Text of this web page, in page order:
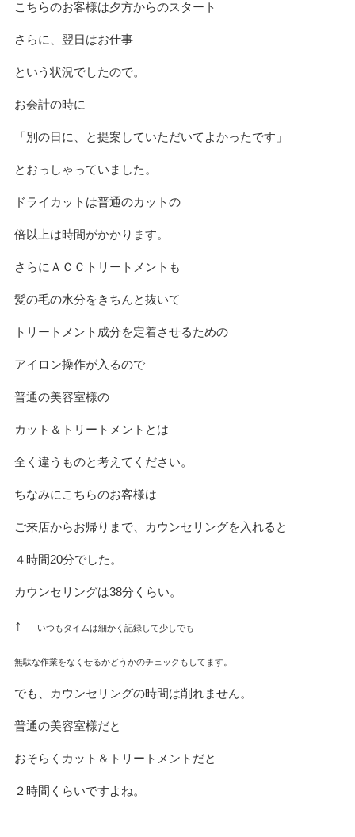
こちらのお客様は夕方からのスタート
さらに、翌日はお仕事
という状況でしたので。
お会計の時に
「別の日に、と提案していただいてよかったです」
とおっしゃっていました。
ドライカットは普通のカットの
倍以上は時間がかかります。
さらにＡＣＣトリートメントも
髪の毛の水分をきちんと抜いて
トリートメント成分を定着させるための
アイロン操作が入るので
普通の美容室様の
カット＆トリートメントとは
全く違うものと考えてください。
ちなみにこちらのお客様は
ご来店からお帰りまで、カウンセリングを入れると
４時間20分でした。
カウンセリングは38分くらい。
↑ いつもタイムは細かく記録して少しでも
無駄な作業をなくせるかどうかのチェックもしてます。
でも、カウンセリングの時間は削れません。
普通の美容室様だと
おそらくカット＆トリートメントだと
２時間くらいですよね。